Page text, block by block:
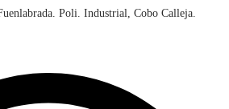
Poli. Industrial, Cobo Calleja.